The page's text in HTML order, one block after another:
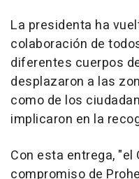
La presidenta ha
colaboración de
diferentes cuerpos
desplazaron a las
como de los
implicaron en la
Con esta entrega, "el
compromiso de